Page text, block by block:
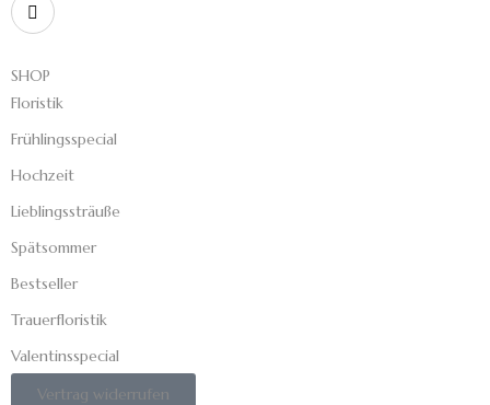
SHOP
Floristik
Frühlingsspecial
Hochzeit
Lieblingssträuße
Spätsommer
Bestseller
Trauerfloristik
Valentinsspecial
Vertrag widerrufen